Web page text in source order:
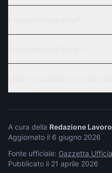
A cura della Redazione
Aggiornato il 6 giugno 2026
Fonte ufficiale: Gazzetta
Pubblicato il 21 aprile 2026